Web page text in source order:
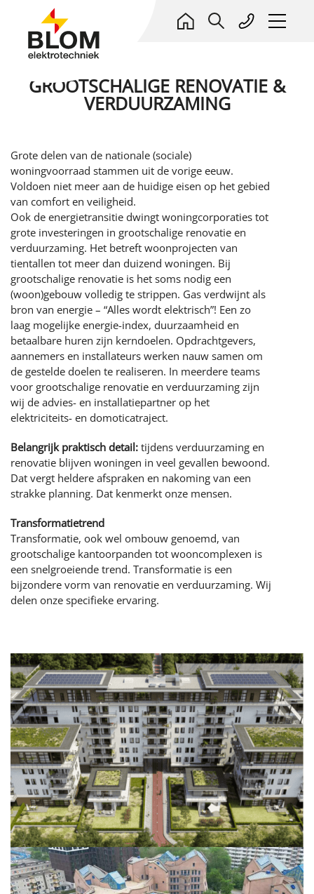
ELEKTROTECHNIEK
Alle projecten
Woningbouw
Utiliteit
Energieprojecten
OVER ONS
Kort profiel
Deelnemingen
Denken en doen
Blom opleidingen
Installaties en systemen
CloudCrest
Dalux
Kwaliteitszorg
LEAN bouwen
Werkgebied
ADVIES
Adviseur en Co-maker
REFERENTIES
Referenties Onderhoud, Service & Beheer
WAT WIJ DOEN
Onderhoud, Service & Energiebeheer
Nieuwbouw
Renovatie & verduurzaming
Installaties aanpassen
Elektrokeuringen
Contracten
HIGH END PROJECTEN
BLOM HIGH END PROJECTEN
Realiseert absolute High End woon- en
woon/werkprojecten. Plus kleinschalige high end
utiliteitsprojecten. Non plus ultra in comfort, luxe,
high tech. Elektrotechniek, beveiliging, domotica/ict.
NAAR DE WEBSITE
WERKEN BIJ BLOM
WERKEN BIJ BLOM
Blom Banenkiezer
Waarom werken bij Blom?
Open sollicitaties
LEREN BIJ BLOM
BBL/BOL Leerwerkplek
Stageplaats
Intern opleiden en doorgroeien
Blom opleidingen
NIEUWS
CONTACT
GROOTSCHALIGE RENOVATIE &
VERDUURZAMING
Grote delen van de nationale (sociale)
woningvoorraad stammen uit de vorige eeuw.
Voldoen niet meer aan de huidige eisen op het gebied
van comfort en veiligheid.
Ook de energietransitie dwingt woningcorporaties tot
grote investeringen in grootschalige renovatie en
verduurzaming. Het betreft woonprojecten van
tientallen tot meer dan duizend woningen. Bij
grootschalige renovatie is het soms nodig een
(woon)gebouw volledig te strippen. Gas verdwijnt als
bron van energie – “Alles wordt elektrisch”! Een zo
laag mogelijke energie-index, duurzaamheid en
betaalbare huren zijn kerndoelen. Opdrachtgevers,
aannemers en installateurs werken nauw samen om
de gestelde doelen te realiseren. In meerdere teams
voor grootschalige renovatie en verduurzaming zijn
wij de advies- en installatiepartner op het
elektriciteits- en domoticatraject.
Belangrijk praktisch detail: tijdens verduurzaming en
renovatie blijven woningen in veel gevallen bewoond.
Dat vergt heldere afspraken en nakoming van een
strakke planning. Dat kenmerkt onze mensen.
Transformatietrend
Transformatie, ook wel ombouw genoemd, van
grootschalige kantoorpanden tot wooncomplexen is
een snelgroeiende trend. Transformatie is een
bijzondere vorm van renovatie en verduurzaming. Wij
delen onze specifieke ervaring.